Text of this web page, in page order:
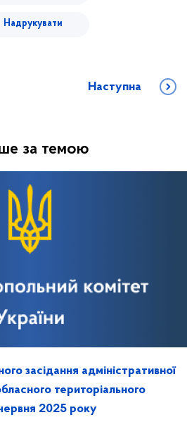
Надрукувати
Наступна
за темою
засідання адміністративної
територіального
відділення АМКУ 12 червня 2025 року